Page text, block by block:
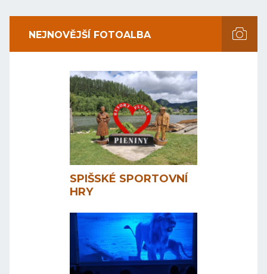
NEJNOVĚJŠÍ FOTOALBA
SPIŠSKÉ SPORTOVNÍ
HRY